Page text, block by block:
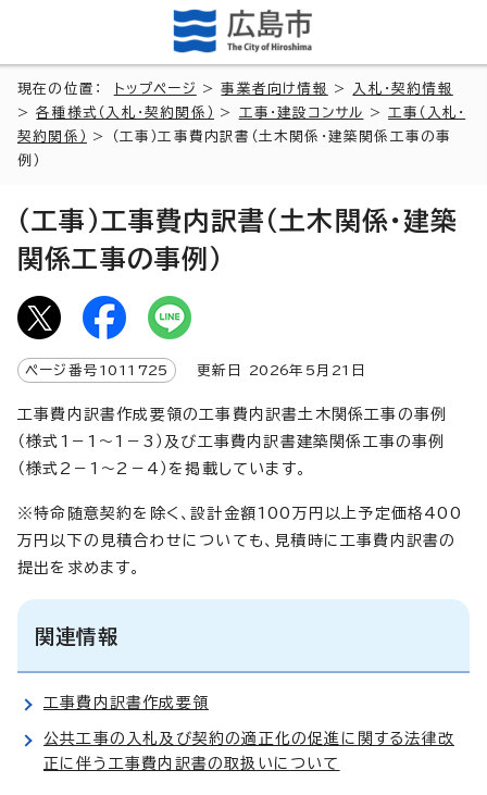
現在の位置： トップページ >事業者向け情報 >
入札・契約情報
>各種様式（入札・契約関係） > 工事・建設コンサル >工事（入札・
契約関係）
> （工事）工事費内訳書（土木関係・建築関係工事の事
例）
（工事）工事費内訳書（土木関係・建築
関係工事の事例）
ページ番号 1011725 更新日 2026年5月 21 日
工事費内訳書作成要領の工事費内訳書土木関係工事の事例
（様式1－1～1－3）及び工事費内訳書建築関係工事の事例
（様式2－1～2－4）を掲載しています。
※特命随意契約を除く、設計金額100万円以上予定価格400
万円以下の見積合わせについても、見積時に工事費内訳書の
提出を求めます。
関連情報
工事費内訳書作成要領
公共工事の入札及び契約の適正化の促進に関する法律改
正に伴う工事費内訳書の取扱いについて